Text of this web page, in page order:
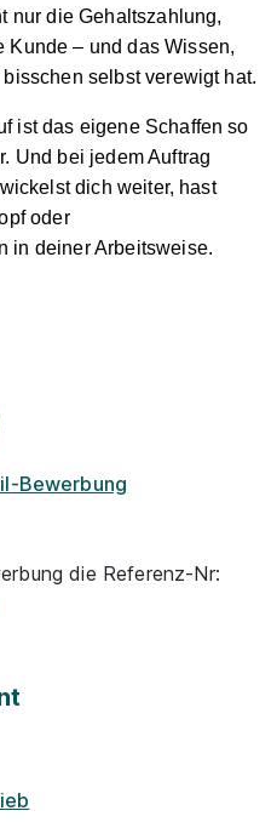
nur die Gehaltszahlung,
Kunde – und das Wissen,
selbst verewigt hat.
ist das eigene Schaffen so
Und bei jedem Auftrag
dich weiter, hast
oder
in deiner Arbeitsweise.
Bewerbung
die Referenz-Nr: